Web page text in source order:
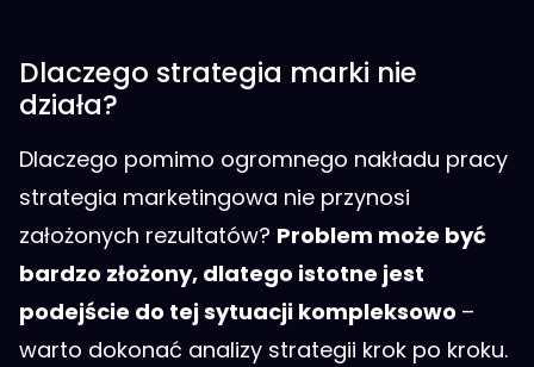
Dlaczego strategia marki nie
działa?
Dlaczego pomimo ogromnego nakładu pracy
strategia marketingowa nie przynosi
założonych rezultatów? Problem może być
bardzo złożony, dlatego istotne jest
podejście do tej sytuacji kompleksowo –
warto dokonać analizy strategii krok po kroku.